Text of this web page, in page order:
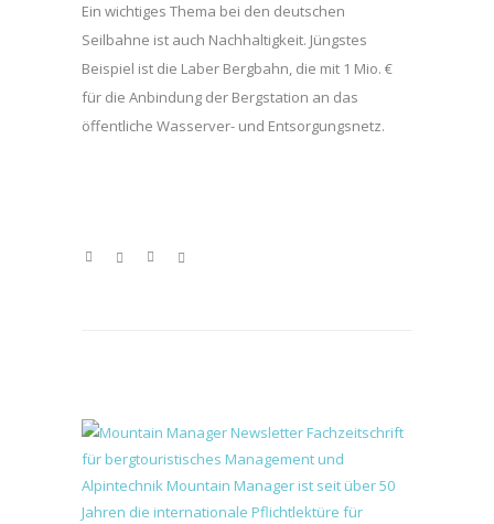
Ein wichtiges Thema bei den deutschen
Seilbahne ist auch Nachhaltigkeit. Jüngstes
Beispiel ist die Laber Bergbahn, die mit 1 Mio. €
für die Anbindung der Bergstation an das
öffentliche Wasserver- und Entsorgungsnetz.